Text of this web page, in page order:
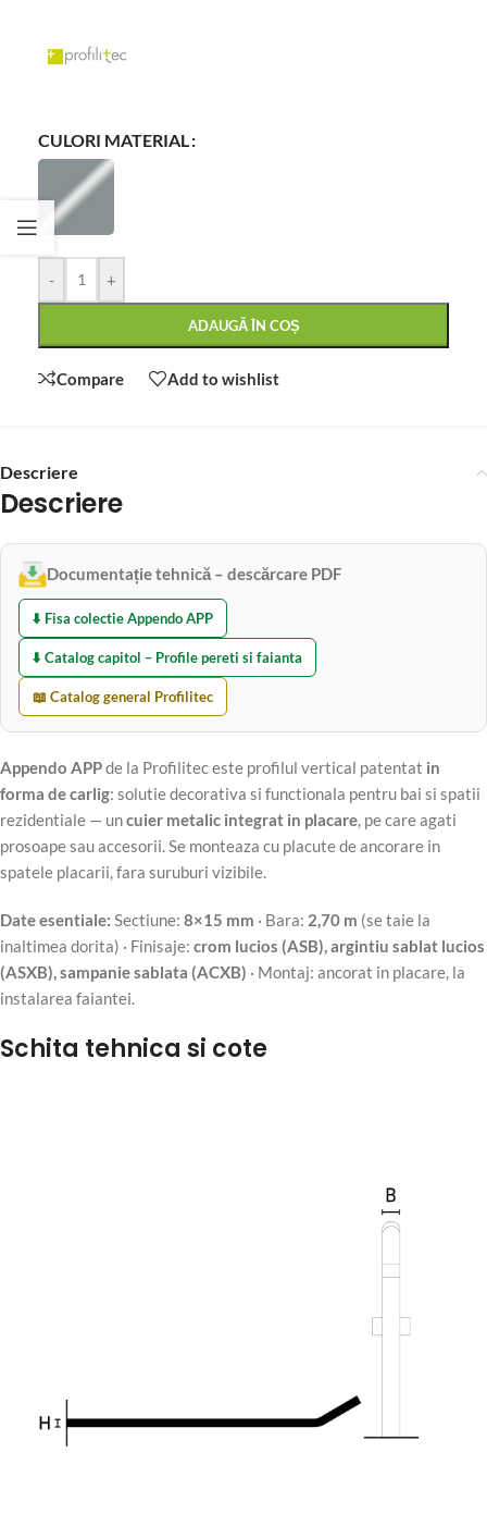
CULORI MATERIAL
- +
ADAUGĂ ÎN COȘ
Compare Add to wishlist
Descriere
Descriere
Documentație tehnică – descărcare PDF
⬇️ Fisa colectie Appendo APP
⬇️ Catalog capitol – Profile pereti si faianta
📖 Catalog general Profilitec
Appendo APPde la Profilitec este profilul vertical patentat in
forma de carlig: solutie decorativa si functionala pentru bai si spatii
rezidentiale — uncuier metalic integrat in placare, pe care agati
prosoape sau accesorii. Se monteaza cu placute de ancorare in
spatele placarii, fara suruburi vizibile.
Date esentiale: Sectiune: 8×15 mm · Bara: 2,70 m (se taie la
inaltimea dorita) · Finisaje: crom lucios (ASB), argintiu sablat lucios
(ASXB), sampanie sablata (ACXB) · Montaj: ancorat in placare, la
instalarea faiantei.
Schita tehnica si cote